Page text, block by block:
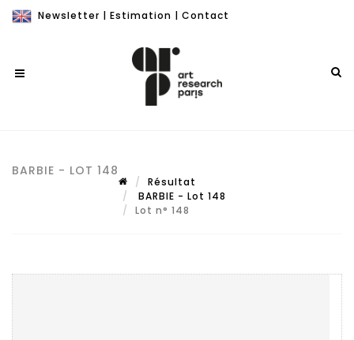
Newsletter | Estimation | Contact
BARBIE - LOT 148
Résultat
BARBIE - Lot 148
Lot n° 148